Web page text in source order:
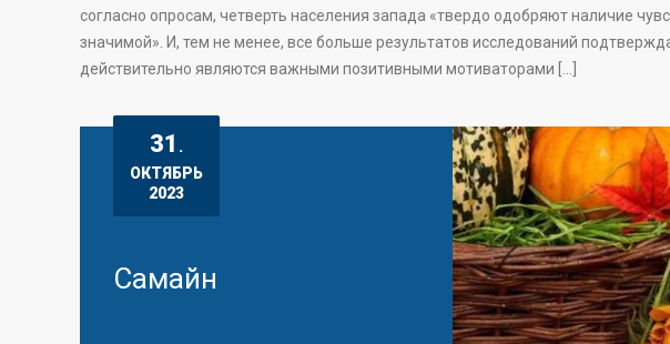
согласно опросам, четверть населения запада «твердо одобряют наличие
значимой». И, тем не менее, все больше результатов исследований
действительно являются важными позитивными мотиваторами […]
31 .
ОКТЯБРЬ
2023
Самайн